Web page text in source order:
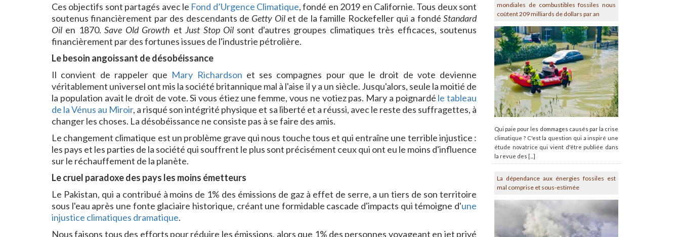
Ces objectifs sont partagés avec le Fond d’Urgence Climatique, fondé en 2019 en Californie. Tous deux sont
soutenus financièrement par des descendants de Getty Oilet de la famille Rockefeller qui a fondé Standard
Oil en 1870.Save Old Growth etJust Stop Oilsont d'autres groupes climatiques très efficaces, soutenus
financièrement par des fortunes issues de l'industrie pétrolière.
Le besoin angoissant de désobéissance
Il convient de rappeler que Mary Richardson et ses compagnes pour que le droit de vote devienne
véritablement universel ont mis la société britannique mal à l'aise il y a un siècle. Jusqu'alors, seule la moitié de
la population avait le droit de vote. Si vous étiez une femme, vous ne votiez pas. Mary a poignardé le tableau
de la Vénus au Miroir, a risqué son intégrité physique et sa liberté et a réussi, avec le reste des suffragettes, à
changer les choses. La désobéissance ne consiste pas à se faire des amis.
Le changement climatique est un problème grave qui nous touche tous et qui entraîne une terrible injustice :
les pays et les parties de la société qui souffrent le plus sont précisément ceux qui ont eu le moins d'influence
sur le réchauffement de la planète.
Le cruel paradoxe des pays les moins émetteurs
Le Pakistan, qui a contribué à moins de 1% des émissions de gaz à effet de serre, a un tiers de son territoire
sous l'eau après une fonte glaciaire historique, créant une formidable cascade d'impacts qui témoigne d'une
injustice climatiques dramatique.
Nous faisons tous des efforts pour réduire les émissions, alors que 1% des personnes voyageant en jet privé
mondiales de combustibles fossiles nous
coûtent 209 milliards de dollars par an
Qui paie pour les dommages causés par la crise
climatique ? C'est la question qui a inspiré une
étude novatrice qui vient d'être publiée dans
la revue des [...]
La dépendance aux énergies fossiles est
mal comprise et sous-estimée